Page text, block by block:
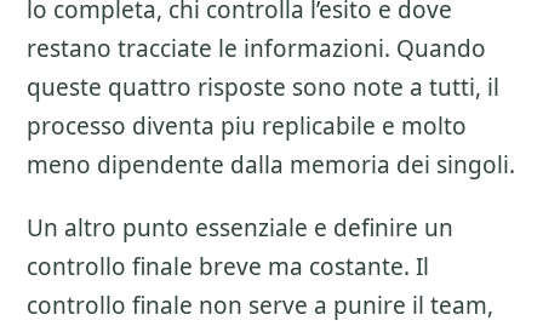
lo completa, chi controlla l’esito e dove
restano tracciate le informazioni. Quando
queste quattro risposte sono note a tutti, il
processo diventa piu replicabile e molto
meno dipendente dalla memoria dei singoli.
Un altro punto essenziale e definire un
controllo finale breve ma costante. Il
controllo finale non serve a punire il team,